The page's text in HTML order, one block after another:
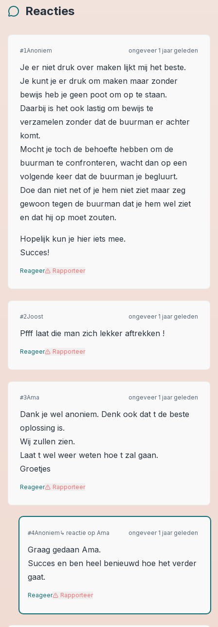
Reacties
#1Anoniem ongeveer 1 jaar geleden
Je er niet druk over maken lijkt mij het beste.
Je kunt je er druk om maken maar zonder
bewijs heb je geen poot om op te staan.
Daarbij is het ook lastig om bewijs te
verzamelen zonder dat de buurman er achter
komt.
Mocht je toch de behoefte hebben om de
buurman te confronteren, wacht dan op een
volgende keer dat de buurman je begluurt.
Doe dan niet net of je hem niet ziet maar zeg
gewoon tegen de buurman dat je hem wel ziet
en dat hij op moet zouten.
Hopelijk kun je hier iets mee.
Succes!
Reageer Rapporteer
#2Joost ongeveer 1 jaar geleden
Pfff laat die man zich lekker aftrekken !
Reageer Rapporteer
#3Ama ongeveer 1 jaar geleden
Dank je wel anoniem. Denk ook dat t de beste
oplossing is.
Wij zullen zien.
Laat t wel weer weten hoe t zal gaan.
Groetjes
Reageer Rapporteer
#4Anoniem ↳ reactie op Ama ongeveer 1 jaar geleden
Graag gedaan Ama.
Succes en ben heel benieuwd hoe het verder
gaat.
Reageer Rapporteer